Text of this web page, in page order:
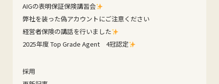
AIGの表明保証保険講習会
弊社を装った偽アカウントにご注意ください
経営者保険の講話を行いました
2025年度 Top Grade Agent 4冠認定
採用